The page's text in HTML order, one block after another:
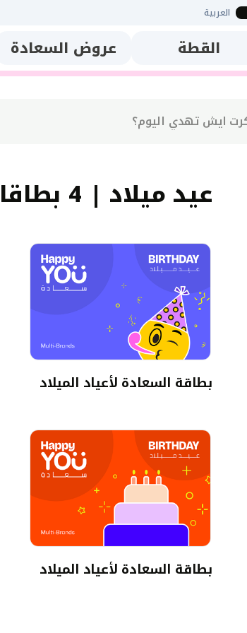
العربية
القطة عروض السعادة
عيد ميلاد | 4 بطاقات هدايا الكترونية
بطاقة السعادة لأعياد الميلاد
بطاقة السعادة لأعياد الميلاد